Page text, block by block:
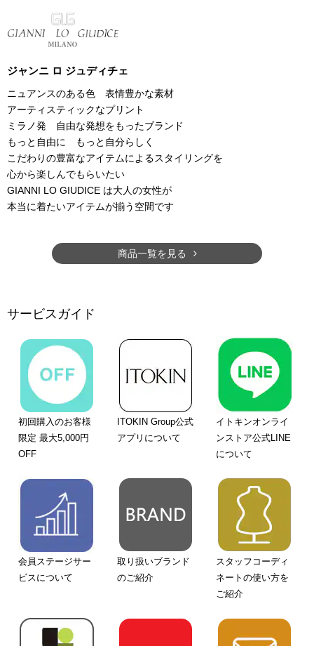
ジャンニ ロ ジュディチェ
ニュアンスのある色 表情豊かな素材
アーティスティックなプリント
ミラノ発 自由な発想をもったブランド
もっと自由に もっと自分らしく
こだわりの豊富なアイテムによるスタイリングを
心から楽しんでもらいたい
GIANNI LO GIUDICE は大人の女性が
本当に着たいアイテムが揃う空間です
商品一覧を見る
サービスガイド
初回購入のお客様
限定 最大5,000円
OFF
ITOKIN Group公式
アプリについて
イトキンオンライ
ンストア公式LINE
について
会員ステージサー
ビスについて
取り扱いブランド
のご紹介
スタッフコーディ
ネートの使い方を
ご紹介